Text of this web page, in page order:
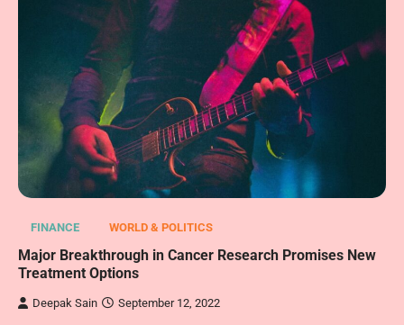
FINANCE WORLD & POLITICS
Major Breakthrough in Cancer Research Promises New
Treatment Options
Deepak Sain September 12, 2022